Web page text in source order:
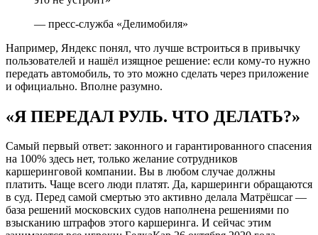
— пресс-служба «Делимобиля»
Например, Яндекс понял, что лучше встроиться в привычку
пользователей и нашёл изящное решение: если кому-то нужно
передать автомобиль, то это можно сделать через приложение
и официально. Вполне разумно.
«Я ПЕРЕДАЛ РУЛЬ. ЧТО ДЕЛАТЬ?»
Самый первый ответ: законного и гарантированного спасения
на 100% здесь нет, только желание сотрудников
каршеринговой компании. Вы в любом случае должны
платить. Чаще всего люди платят. Да, каршеринги обращаются
в суд. Перед самой смертью это активно делала Матрёшcar —
база решений московских судов наполнена решениями по
взысканию штрафов этого каршеринга. И сейчас этим